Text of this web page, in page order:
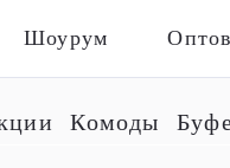
Шоурум
Комоды